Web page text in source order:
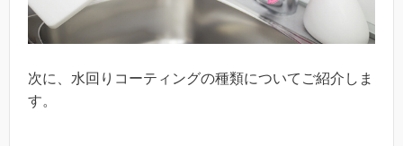
次に、水回りコーティングの種類についてご紹介しま
す。